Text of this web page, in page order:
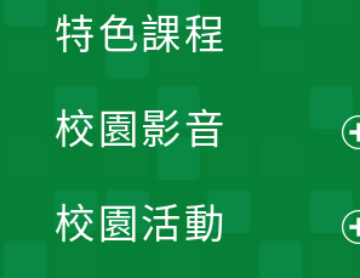
特色課程
校園影音
校園活動